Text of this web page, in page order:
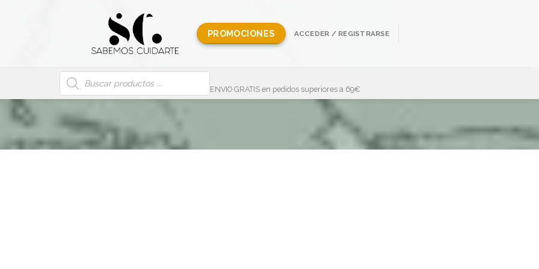
PROMOCIONES ACCEDER / REGISTRARSE
Búsqueda
de
productos
ENVIO GRATIS en pedidos superiores a 69€
y Compresas